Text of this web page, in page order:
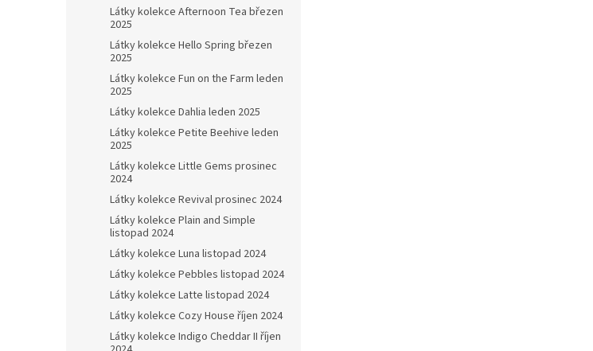
Látky kolekce Afternoon Tea březen
2025
Látky kolekce Hello Spring březen
2025
Látky kolekce Fun on the Farm leden
2025
Látky kolekce Dahlia leden 2025
Látky kolekce Petite Beehive leden
2025
Látky kolekce Little Gems prosinec
2024
Látky kolekce Revival prosinec 2024
Látky kolekce Plain and Simple
listopad 2024
Látky kolekce Luna listopad 2024
Látky kolekce Pebbles listopad 2024
Látky kolekce Latte listopad 2024
Látky kolekce Cozy House říjen 2024
Látky kolekce Indigo Cheddar II říjen